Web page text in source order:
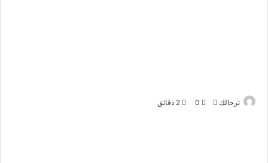
ترحالك
أرسل0